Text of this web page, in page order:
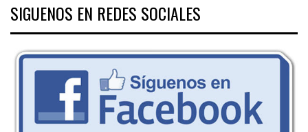
SIGUENOS EN REDES SOCIALES